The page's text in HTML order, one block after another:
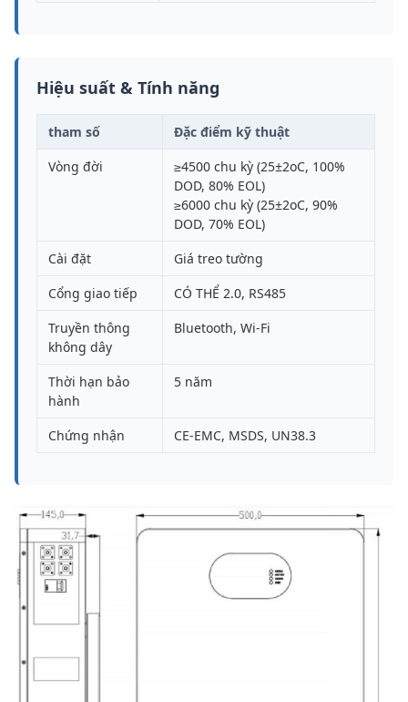
Hiệu suất & Tính năng
tham số
Đặc điểm kỹ thuật
Vòng đời
≥4500 chu kỳ (25±2oC, 100%
DOD, 80% EOL)
≥6000 chu kỳ (25±2oC, 90%
DOD, 70% EOL)
Cài đặt
Giá treo tường
Cổng giao tiếp
CÓ THỂ 2.0, RS485
Truyền thông
không dây
Bluetooth, Wi-Fi
Thời hạn bảo
hành
5 năm
Chứng nhận CE-EMC, MSDS, UN38.3